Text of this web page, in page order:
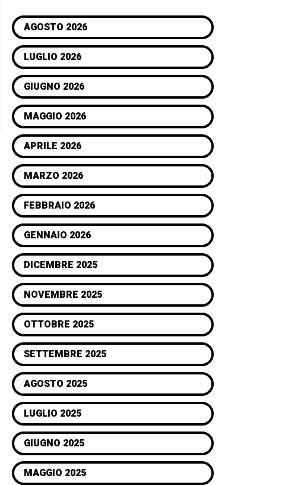
AGOSTO 2026
LUGLIO 2026
GIUGNO 2026
MAGGIO 2026
APRILE 2026
MARZO 2026
FEBBRAIO 2026
GENNAIO 2026
DICEMBRE 2025
NOVEMBRE 2025
OTTOBRE 2025
SETTEMBRE 2025
AGOSTO 2025
LUGLIO 2025
GIUGNO 2025
MAGGIO 2025